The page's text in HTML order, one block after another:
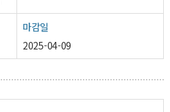
마감일
2025-04-09